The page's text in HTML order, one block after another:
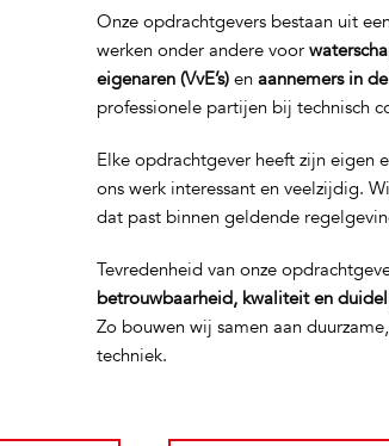
Onze opdrachtgevers bestaan uit
werken onder andere voor
eigenaren (VvE’s) enaannemers in
professionele partijen bij technisch
Elke opdrachtgever heeft zijn
ons werk interessant en veelzijdig.
dat past binnen geldende
Tevredenheid van onze
betrouwbaarheid, kwaliteit en
Zo bouwen wij samen aan
techniek.